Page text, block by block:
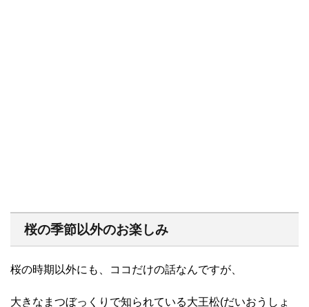
桜の季節以外のお楽しみ
桜の時期以外にも、ココだけの話なんですが、
大きなまつぼっくりで知られている大王松(だいおうしょ